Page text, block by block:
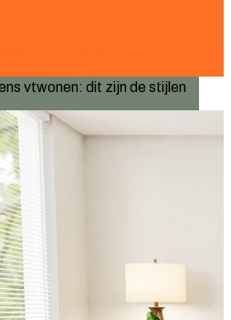
vtwonen: dit zijn de stijlen